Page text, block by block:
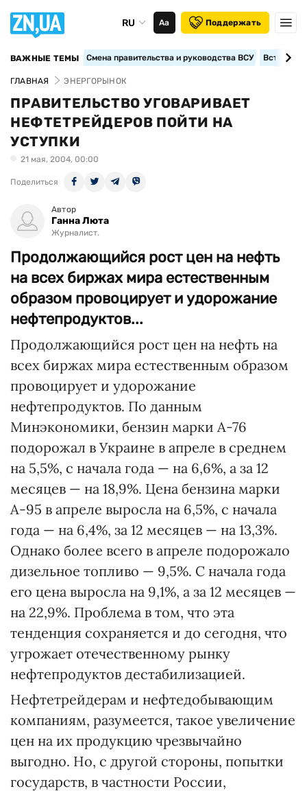
RU Аа Поддержать
ВАЖНЫЕ ТЕМЫ Смена правительства и руководства ВСУ
ГЛАВНАЯ ЭНЕРГОРЫНОК
ПРАВИТЕЛЬСТВО УГОВАРИВАЕТ
НЕФТЕТРЕЙДЕРОВ ПОЙТИ НА
УСТУПКИ
21 мая, 2004, 00:00
Поделиться
Автор
Ганна Люта
Журналист.
Продолжающийся рост цен на нефть
на всех биржах мира естественным
образом провоцирует и удорожание
нефтепродуктов...
Продолжающийся рост цен на нефть на
всех биржах мира естественным образом
провоцирует и удорожание
нефтепродуктов. По данным
Минэкономики, бензин марки А-76
подорожал в Украине в апреле в среднем
на 5,5%, с начала года — на 6,6%, а за 12
месяцев — на 18,9%. Цена бензина марки
А-95 в апреле выросла на 6,5%, с начала
года — на 6,4%, за 12 месяцев — на 13,3%.
Однако более всего в апреле подорожало
дизельное топливо — 9,5%. С начала года
его цена выросла на 9,1%, а за 12 месяцев —
на 22,9%. Проблема в том, что эта
тенденция сохраняется и до сегодня, что
угрожает отечественному рынку
нефтепродуктов дестабилизацией.
Нефтетрейдерам и нефтедобывающим
компаниям, разумеется, такое увеличение
цен на их продукцию чрезвычайно
выгодно. Но, с другой стороны, попытки
государств, в частности России,